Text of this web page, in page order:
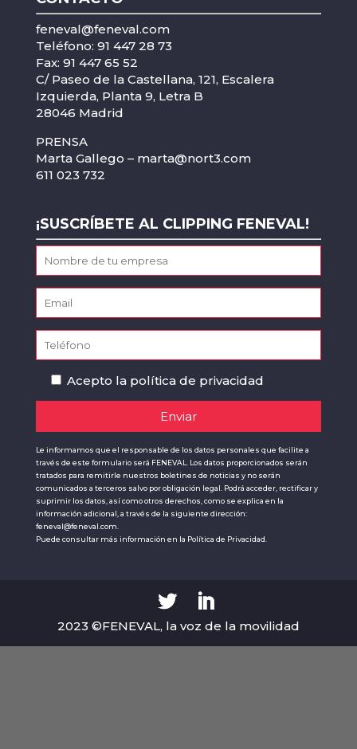
feneval@feneval.com
Teléfono: 91 447 28 73
Fax: 91 447 65 52
C/ Paseo de la Castellana, 121, Escalera
Izquierda, Planta 9, Letra B
28046 Madrid
PRENSA
Marta Gallego – marta@nort3.com
611 023 732
¡SUSCRÍBETE AL CLIPPING FENEVAL!
Acepto la política de privacidad
Le informamos que el responsable de los datos personales que facilite a
través de este formulario será FENEVAL. Los datos proporcionados serán
tratados para remitirle nuestros boletines de noticias y no serán
comunicados a terceros salvo por obligación legal. Podrá acceder, rectificar y
suprimir los datos, así como otros derechos, como se explica en la
información adicional, a través de la siguiente dirección:
feneval@feneval.com.
Puede consultar más información en la Política de Privacidad.
2023 ©FENEVAL, la voz de la movilidad